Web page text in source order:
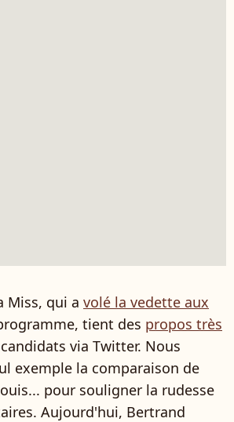
Miss, qui a volé la vedette aux
tient des propos très
via Twitter. Nous
exemple la comparaison de
pour souligner la rudesse
Aujourd'hui, Bertrand